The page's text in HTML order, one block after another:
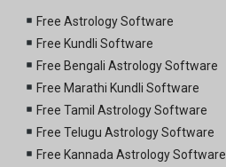
Free Astrology Software
Free Kundli Software
Free Bengali Astrology Software
Free Marathi Kundli Software
Free Tamil Astrology Software
Free Telugu Astrology Software
Free Kannada Astrology Software